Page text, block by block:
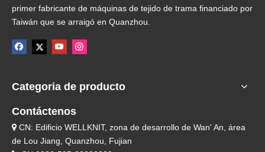
primer fabricante de máquinas de tejido de trama financiado por
Taiwán que se arraigó en Quanzhou.
Categoria de producto
Contáctenos
 CN: Edificio WELLKNIT, zona de desarrollo de Wan' An, área
de Lou Jiang, Quanzhou, Fujian